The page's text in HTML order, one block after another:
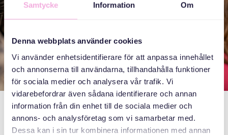
Samtycke Information Om
Denna webbplats använder cookies
Vi använder enhetsidentifierare för att anpassa innehållet
och annonserna till användarna, tillhandahålla funktioner
för sociala medier och analysera vår trafik. Vi
vidarebefordrar även sådana identifierare och annan
information från din enhet till de sociala medier och
annons- och analysföretag som vi samarbetar med.
Dessa kan i sin tur kombinera informationen med annan
اللقاءات العائلية